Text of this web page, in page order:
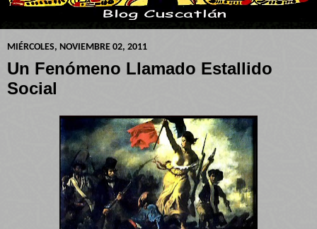
MIÉRCOLES, NOVIEMBRE 02, 2011
Un Fenómeno Llamado Estallido
Social